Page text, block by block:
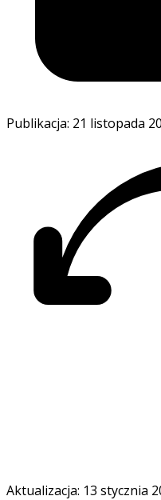
Publikacja: 21 listopada
Aktualizacja: 13 stycznia